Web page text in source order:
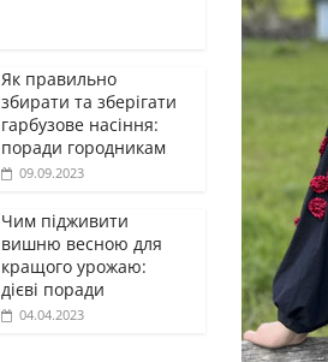
Як правильно
збирати та зберігати
гарбузове насіння:
поради городникам
09.09.2023
Чим підживити
вишню весною для
кращого урожаю:
дієві поради
04.04.2023